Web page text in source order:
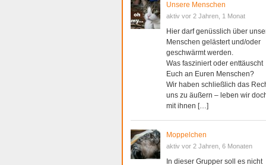
Unsere Menschen
aktiv vor 2 Jahren, 1 Monat
Hier darf genüsslich über
Menschen gelästert und/oder
geschwärmt werden.
Was fasziniert oder enttäuscht
Euch an Euren Menschen?
Wir haben schließlich das
uns zu äußern – leben wir
mit ihnen […]
Moppelchen
aktiv vor 2 Jahren, 6 Monaten
In dieser Grupper soll es nicht